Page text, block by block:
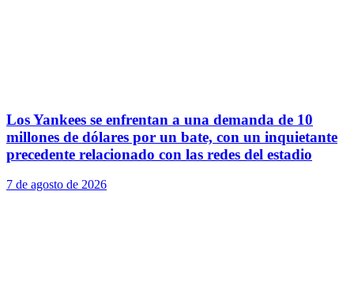
Los Yankees se enfrentan a una demanda de 10
millones de dólares por un bate, con un inquietante
precedente relacionado con las redes del estadio
7 de agosto de 2026